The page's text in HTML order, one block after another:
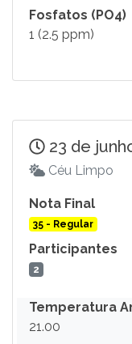
Fosfatos (PO4)
1 (2.5 ppm)
23 de
Céu Limpo
Nota Final
35 - Regular
Participantes
2
Temperatura
21.00